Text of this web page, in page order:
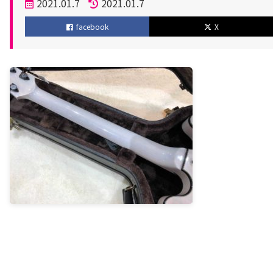
投
稿
日
2021.01.7
更
新
2021.01.7
facebook X